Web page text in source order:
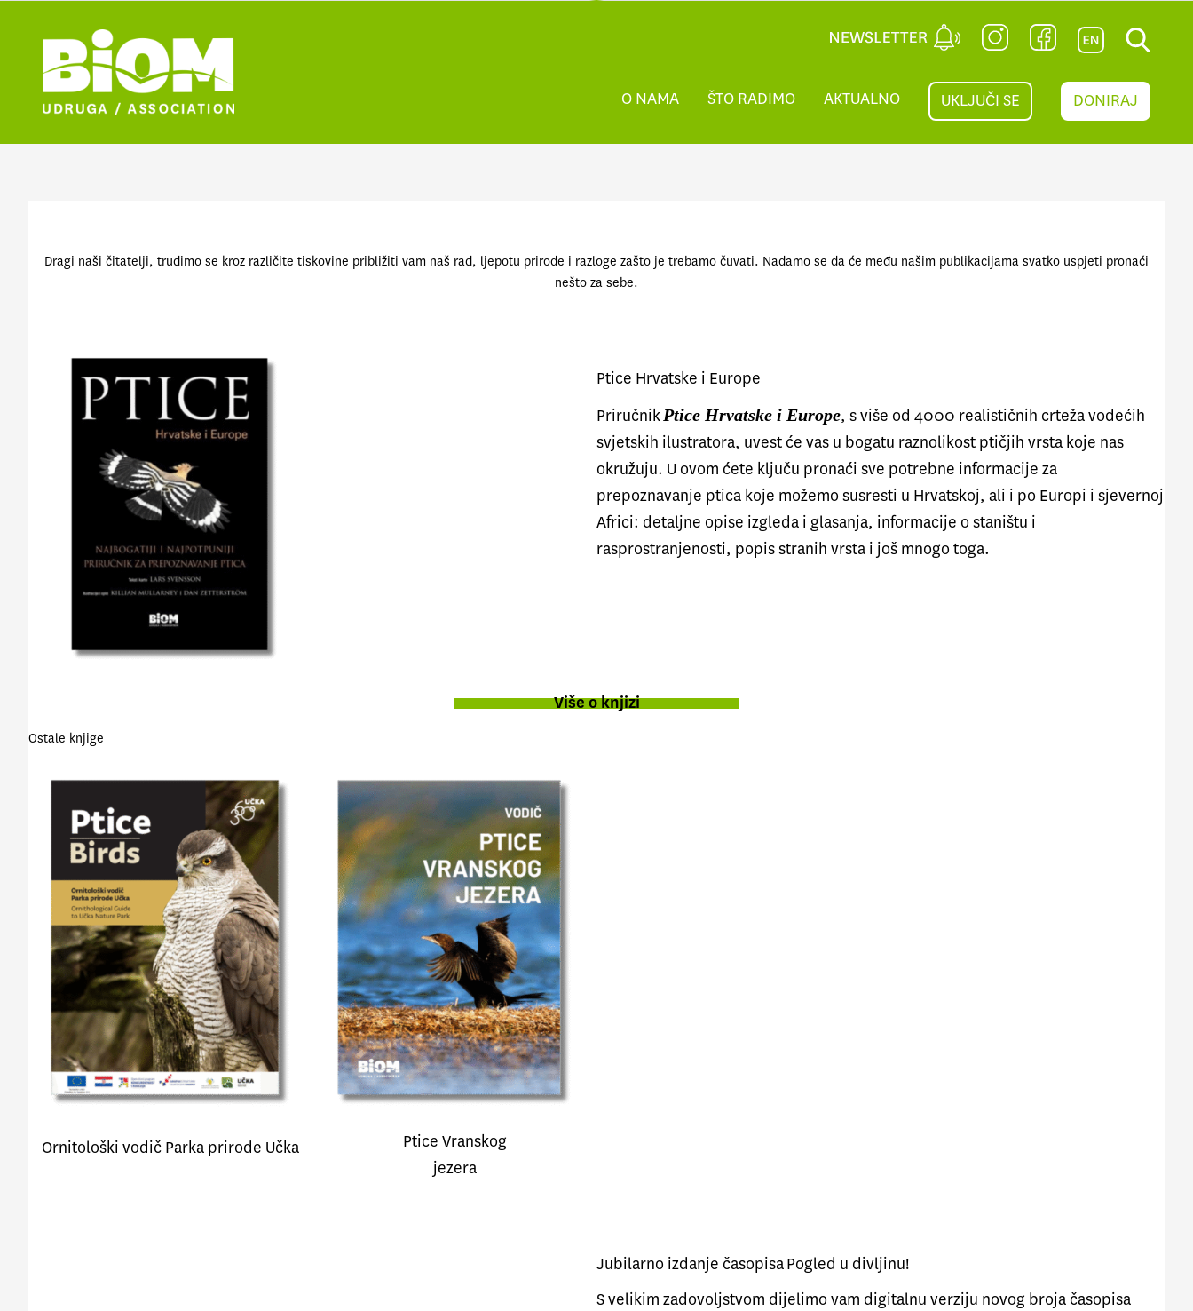
O NAMA ŠTO RADIMO AKTUALNO UKLJUČI SE DONIRAJ
Dragi naši čitatelji, trudimo se kroz različite tiskovine približiti vam naš rad, ljepotu prirode i razloge zašto je trebamo čuvati. Nadamo se da će među našim publikacijama svatko uspjeti pronaći
nešto za sebe.
Ptice Hrvatske i Europe
PriručnikPtice Hrvatske i Europe, s više od 4000 realističnih crteža vodećih
svjetskih ilustratora, uvest će vas u bogatu raznolikost ptičjih vrsta koje nas
okružuju. U ovom ćete ključu pronaći sve potrebne informacije za
prepoznavanje ptica koje možemo susresti u Hrvatskoj, ali i po Europi i sjevernoj
Africi: detaljne opise izgleda i glasanja, informacije o staništu i
rasprostranjenosti, popis stranih vrsta i još mnogo toga.
Više o knjizi
Ostale knjige
Ornitološki vodič Parka prirode Učka
Ptice Vranskog
jezera
Jubilarno izdanje časopisa Pogled u divljinu!
S velikim zadovoljstvom dijelimo vam digitalnu verziju novog broja časopisa